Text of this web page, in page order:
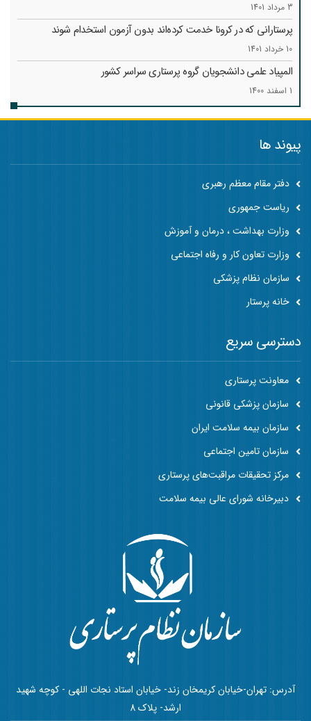
3 مرداد 1401
پرستارانی که در کرونا خدمت کرد‌ه‌اند بدون آزمون استخدام شوند
10 خرداد 1401
المپیاد علمی دانشجویان گروه پرستاری سراسر کشور
1 اسفند 1400
پیوند ها
دفتر مقام معظم رهبری
ریاست جمهوری
وزارت بهداشت ، درمان و آموزش
وزارت تعاون کار و رفاه اجتماعی
سازمان نظام پزشکی
خانه پرستار
آدرس: تهران-خیابان کریمخان زند- خیابان استاد نجات اللهی - کوچه شهید
ارشد- پلاک 8
دسترسی سریع
معاونت پرستاری
سازمان پزشکی قانونی
سازمان بیمه سلامت ایران
سازمان تامین اجتماعی
مرکز تحقیقات مراقبت‌های پرستاری
دبیرخانه شورای عالی بیمه سلامت